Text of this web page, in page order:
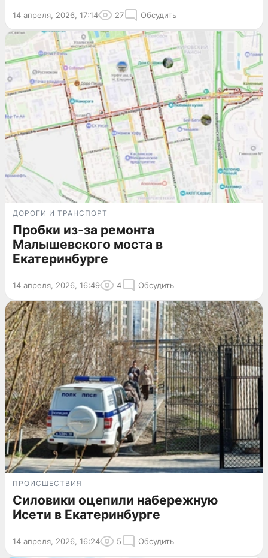
14 апреля, 2026, 17:14 27 Обсудить
ДОРОГИ И ТРАНСПОРТ
Пробки из-за ремонта
Малышевского моста в
Екатеринбурге
14 апреля, 2026, 16:49 4 Обсудить
ПРОИСШЕСТВИЯ
Силовики оцепили набережную
Исети в Екатеринбурге
14 апреля, 2026, 16:24 5 Обсудить